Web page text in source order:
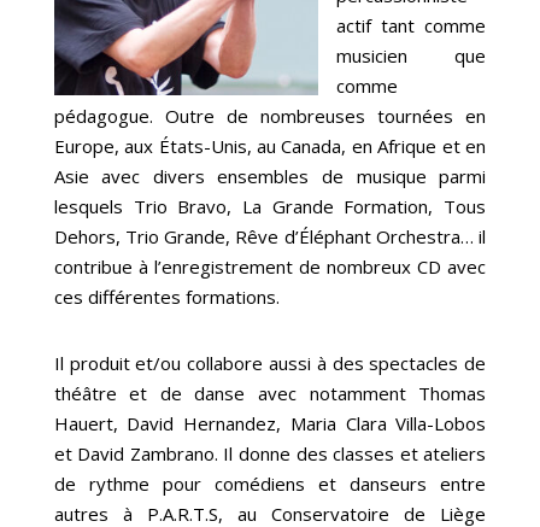
actif tant comme
musicien que
comme
pédagogue. Outre de nombreuses tournées en
Europe, aux États-Unis, au Canada, en Afrique et en
Asie avec divers ensembles de musique parmi
lesquels Trio Bravo, La Grande Formation, Tous
Dehors, Trio Grande, Rêve d’Éléphant Orchestra… il
contribue à l’enregistrement de nombreux CD avec
ces différentes formations.
Il produit et/ou collabore aussi à des spectacles de
théâtre et de danse avec notamment Thomas
Hauert, David Hernandez, Maria Clara Villa-Lobos
et David Zambrano. Il donne des classes et ateliers
de rythme pour comédiens et danseurs entre
autres à P.A.R.T.S, au Conservatoire de Liège